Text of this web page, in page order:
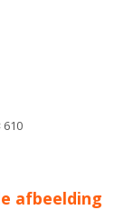
610
afbeelding